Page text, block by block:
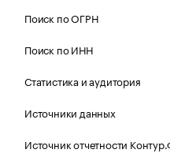
Поиск по ОГРН
Поиск по ИНН
Статистика и аудитория
Источники данных
Источник отчетности